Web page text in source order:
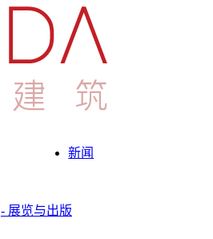
新闻
- 展览与出版